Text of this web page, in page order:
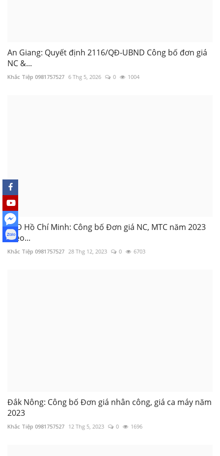
An Giang: Quyết định 2116/QĐ-UBND Công bố đơn giá
NC &...
Khắc Tiệp 0981757527 6 Thg 5, 2026 0 1004
SXD Hồ Chí Minh: Công bố Đơn giá NC, MTC năm 2023
theo...
Khắc Tiệp 0981757527 28 Thg 12, 2023 0 6703
Đắk Nông: Công bố Đơn giá nhân công, giá ca máy năm
2023
Khắc Tiệp 0981757527 12 Thg 5, 2023 0 1696